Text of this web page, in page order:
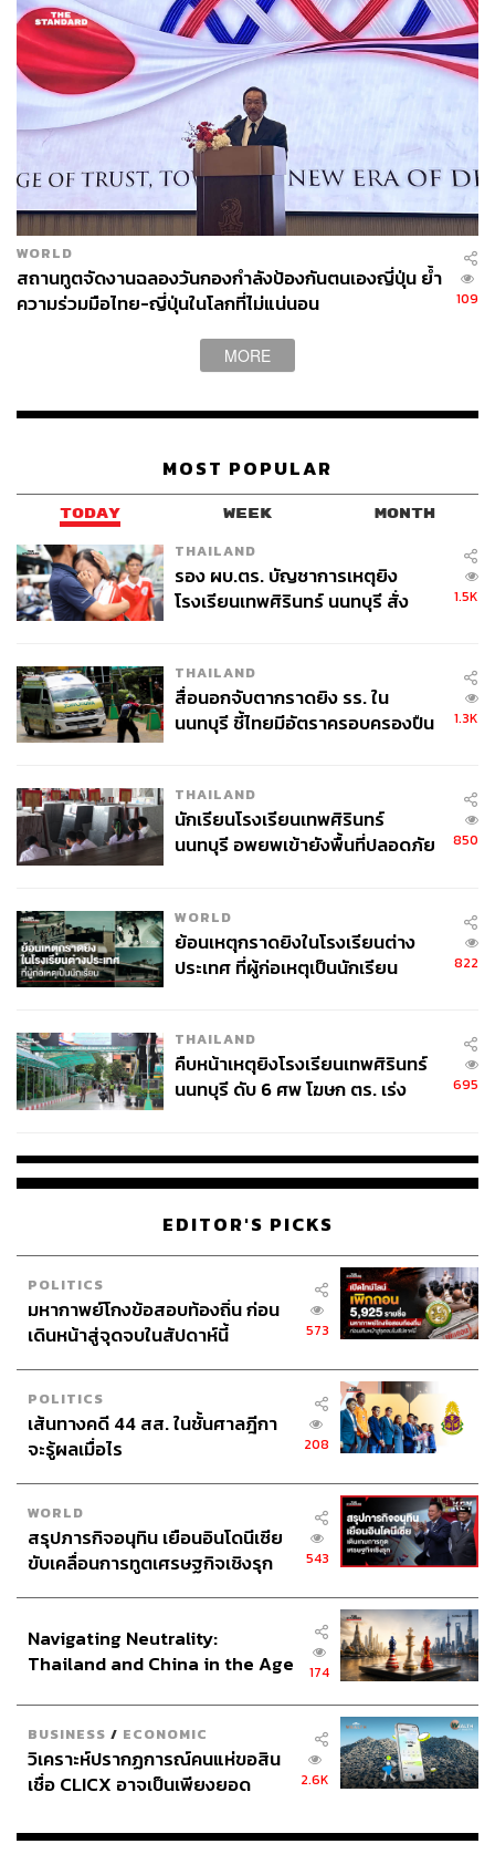
WORLD
สถานทูตจัดงานฉลองวันกองกำลังป้องกันตนเองญี่ปุ่น ย้ำ
ความร่วมมือไทย-ญี่ปุ่นในโลกที่ไม่แน่นอน
109
MORE
MOST POPULAR
TODAY WEEK MONTH
THAILAND
รอง ผบ.ตร. บัญชาการเหตุยิง
โรงเรียนเทพศิรินทร์ นนทบุรี สั่ง
1.5K
THAILAND
สื่อนอกจับตากราดยิง รร. ใน
นนทบุรี ชี้ไทยมีอัตราครอบครองปืน
1.3K
THAILAND
นักเรียนโรงเรียนเทพศิรินทร์
นนทบุรี อพยพเข้ายังพื้นที่ปลอดภัย
850
WORLD
ย้อนเหตุกราดยิงในโรงเรียนต่าง
ประเทศ ที่ผู้ก่อเหตุเป็นนักเรียน
822
THAILAND
คืบหน้าเหตุยิงโรงเรียนเทพศิรินทร์
นนทบุรี ดับ 6 ศพ โฆษก ตร. เร่ง
695
EDITOR'S PICKS
POLITICS
มหากาพย์โกงข้อสอบท้องถิ่น ก่อน
เดินหน้าสู่จุดจบในสัปดาห์นี้
573
POLITICS
เส้นทางคดี 44 สส. ในชั้นศาลฎีกา
จะรู้ผลเมื่อไร
208
WORLD
สรุปภารกิจอนุทิน เยือนอินโดนีเซีย
ขับเคลื่อนการทูตเศรษฐกิจเชิงรุก
543
Navigating Neutrality:
Thailand and China in the Age
174
BUSINESS / ECONOMIC
วิเคราะห์ปรากฏการณ์คนแห่ขอสิน
เชื่อ CLICX อาจเป็นเพียงยอด
เรือนไทยที่ถูกซุกไว้
2.6K